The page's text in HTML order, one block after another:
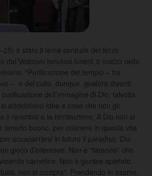
25) è stato il tema centrale del terzo
dal Vescovo tenutosi lunedì 9 marzo nella
“Purificazione del tempio – ha
– e del culto, dunque, qualora diventi
dell’immagine di Dio, talvolta
addebitano idee e cose che non gli
il ricambio e la retribuzione. A Dio non si
tenerlo buono, per ottenere in questa vita
accaparrarsi in futuro il paradiso. Dio
gioco d’interesse. Non è “faraone” che
carnefice. Non è giudice spietato.
non si compra”. Prendendo in esame,